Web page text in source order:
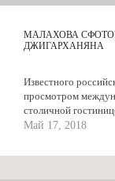
МАЛАХОВА
ДЖИГАРХАНЯНА
Известного
просмотром
столичной
Май 17, 2018